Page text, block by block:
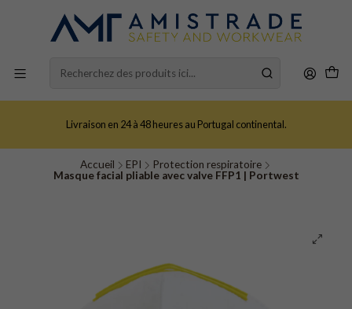
Livraison en 24 à 48 heures au Portugal continental.
Accueil EPI
Protection respiratoire
Masque facial pliable avec valve FFP1 | Portwest